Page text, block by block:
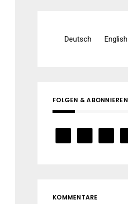
Deutsch English
FOLGEN & ABONNIEREN
KOMMENTARE